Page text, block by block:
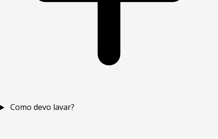
Como devo lavar?